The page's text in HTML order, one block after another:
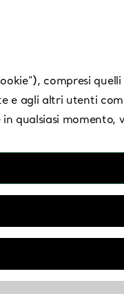
compresi
e agli altri utenti
qualsiasi momento,